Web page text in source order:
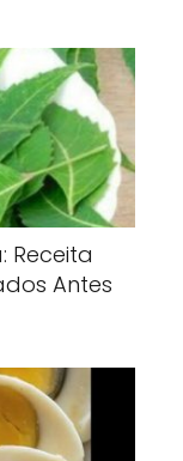
Receita
Antes